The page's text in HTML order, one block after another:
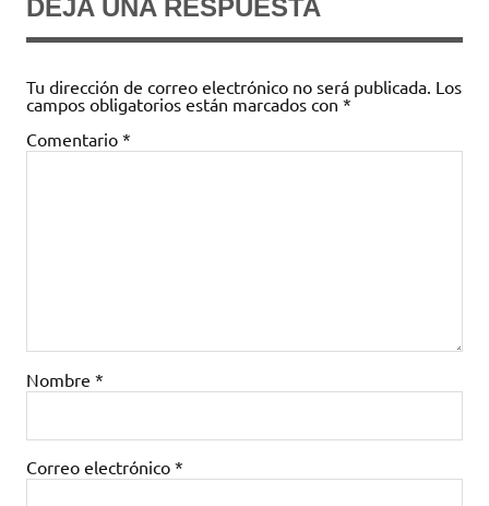
DEJA UNA RESPUESTA
Tu dirección de correo electrónico no será publicada. Los
campos obligatorios están marcados con *
Comentario *
Nombre *
Correo electrónico *